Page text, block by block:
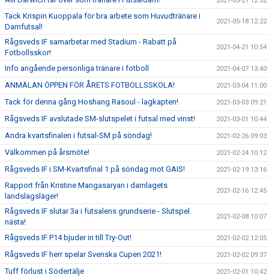
Tack Krispin Kuoppala för bra arbete som Huvudtränare i
Damfutsal!
2021-05-18 12:22
Rågsveds IF samarbetar med Stadium - Rabatt på
Fotbollsskor!
2021-04-21 10:54
Info angående personliga tränare i fotboll 2021-04-07 13:40
ANMÄLAN ÖPPEN FÖR ÅRETS FOTBOLLSSKOLA! 2021-03-04 11:00
Tack för denna gång Hoshang Rasoul - lagkapten! 2021-03-03 09:21
Rågsveds IF avslutade SM-slutspelet i futsal med vinst! 2021-03-01 10:44
Andra kvartsfinalen i futsal-SM på söndag! 2021-02-26 09:03
Välkommen på årsmöte! 2021-02-24 10:12
Rågsveds IF i SM-Kvartsfinal 1 på söndag mot GAIS! 2021-02-19 13:16
Rapport från Kristine Mangasaryan i damlagets
landslagsläger!
2021-02-16 12:45
Rågsveds IF slutar 3a i futsalens grundserie - Slutspel
nästa!
2021-02-08 10:07
Rågsveds IF P14 bjuder in till Try-Out! 2021-02-02 12:05
Rågsveds IF herr spelar Svenska Cupen 2021! 2021-02-02 09:37
Tuff förlust i Södertälje 2021-02-01 10:42